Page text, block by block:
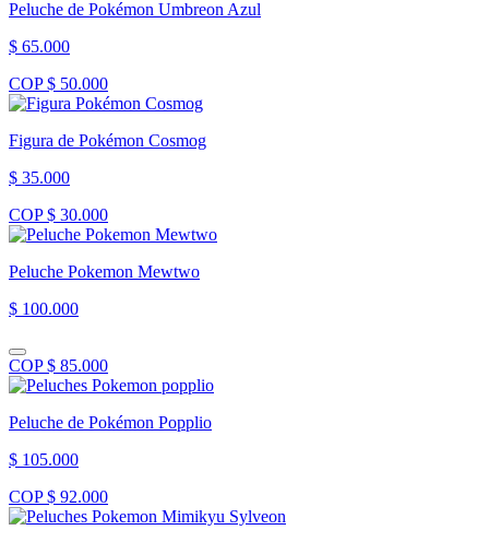
Peluche de Pokémon Umbreon Azul
$ 65.000
COP $ 50.000
Figura de Pokémon Cosmog
$ 35.000
COP $ 30.000
Peluche Pokemon Mewtwo
$ 100.000
COP $ 85.000
Peluche de Pokémon Popplio
$ 105.000
COP $ 92.000